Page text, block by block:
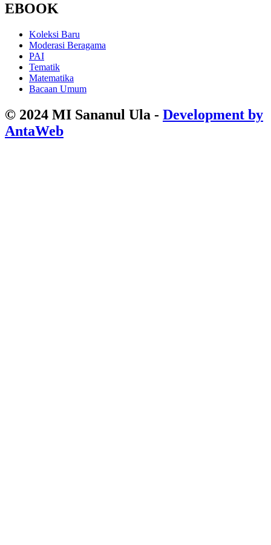
EBOOK
Koleksi Baru
Moderasi Beragama
PAI
Tematik
Matematika
Bacaan Umum
© 2024 MI Sananul Ula - Development by
AntaWeb